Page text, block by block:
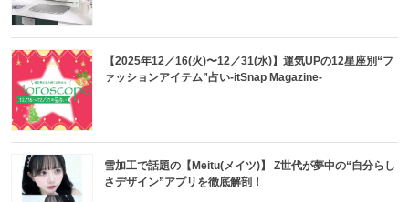
【2025年12／16(火)〜12／31(水)】運気UPの12星座別“フ
ァッションアイテム”占い-itSnap Magazine-
雪加工で話題の【Meitu(メイツ)】 Z世代が夢中の“自分らし
さデザイン”アプリを徹底解剖！